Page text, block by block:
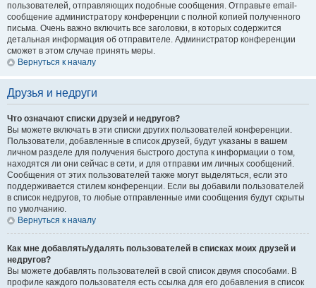
пользователей, отправляющих подобные сообщения. Отправьте email-
сообщение администратору конференции с полной копией полученного
письма. Очень важно включить все заголовки, в которых содержится
детальная информация об отправителе. Администратор конференции
сможет в этом случае принять меры.
Вернуться к началу
Друзья и недруги
Что означают списки друзей и недругов?
Вы можете включать в эти списки других пользователей конференции.
Пользователи, добавленные в список друзей, будут указаны в вашем
личном разделе для получения быстрого доступа к информации о том,
находятся ли они сейчас в сети, и для отправки им личных сообщений.
Сообщения от этих пользователей также могут выделяться, если это
поддерживается стилем конференции. Если вы добавили пользователей
в список недругов, то любые отправленные ими сообщения будут скрыты
по умолчанию.
Вернуться к началу
Как мне добавлять/удалять пользователей в списках моих друзей и
недругов?
Вы можете добавлять пользователей в свой список двумя способами. В
профиле каждого пользователя есть ссылка для его добавления в список